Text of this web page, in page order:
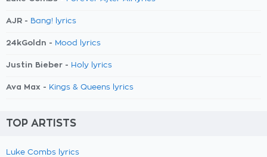
AJR - Bang! lyrics
24kGoldn - Mood lyrics
Justin Bieber - Holy lyrics
Ava Max - Kings & Queens lyrics
TOP ARTISTS
Luke Combs lyrics